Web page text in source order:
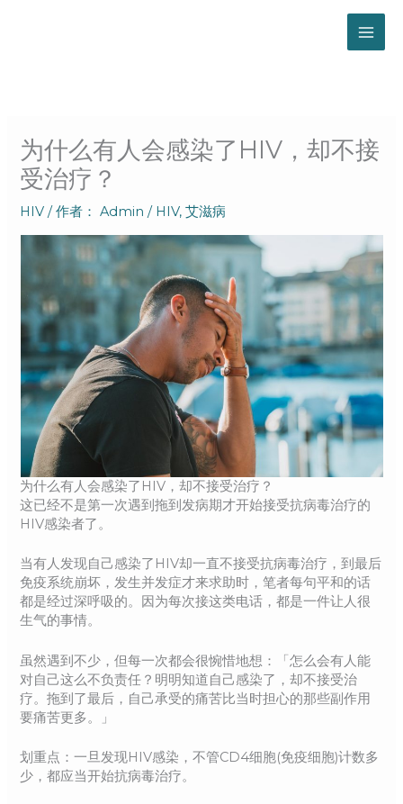
为什么有人会感染了HIV，却不接
受治疗？
HIV / 作者： Admin/ HIV,艾滋病
为什么有人会感染了HIV，却不接受治疗？
这已经不是第一次遇到拖到发病期才开始接受抗病毒治疗的
HIV感染者了。
当有人发现自己感染了HIV却一直不接受抗病毒治疗，到最后
免疫系统崩坏，发生并发症才来求助时，笔者每句平和的话
都是经过深呼吸的。因为每次接这类电话，都是一件让人很
生气的事情。
虽然遇到不少，但每一次都会很惋惜地想：「怎么会有人能
对自己这么不负责任？明明知道自己感染了，却不接受治
疗。拖到了最后，自己承受的痛苦比当时担心的那些副作用
要痛苦更多。」
划重点：一旦发现HIV感染，不管CD4细胞(免疫细胞)计数多
少，都应当开始抗病毒治疗。